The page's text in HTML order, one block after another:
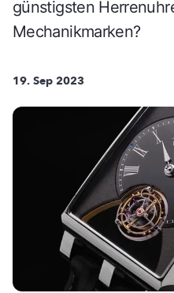
günstigsten
Mechanikmarken?
19. Sep 2023